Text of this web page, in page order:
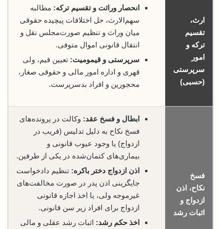
ارث،
تقسیم
ترکه و
امور
سرپرستی
(حسبی)
انحصار وراثت و تقسیم ترکه: مطالبه
سهم‌الارث، حل اختلافات پیچیده حقوقی
میان وراث و تنظیم صورت‌مجلس نقل و
انتقال قانونی اموال متوفی.
سرپرستی و قیمومیت: تعیین قیم، ولی
قهری و اداره امور مالی و حقوقی صغار،
محجورین و افراد بدسرپرست.
فسخ
نکاح، اذن
ازدواج و
اثبات رشد
ابطال و فسخ عقد: وکالت در پرونده‌های
فسخ نکاح به دلیل تدلیس (فریب در
ازدواج) یا وجود عیوب قانونی و
بیماری‌های کتمان‌شده در یکی از طرفین.
اذن ازدواج دختر باکره: تنظیم دادخواست
جایگزینی اذن پدر در صورت مخالفت‌های
غیرموجه ولی، یا اخذ اجازه قانونی
ازدواج برای افراد زیر سن قانونی.
اخذ حکم رشد: اثبات رشد عقلی و مالی